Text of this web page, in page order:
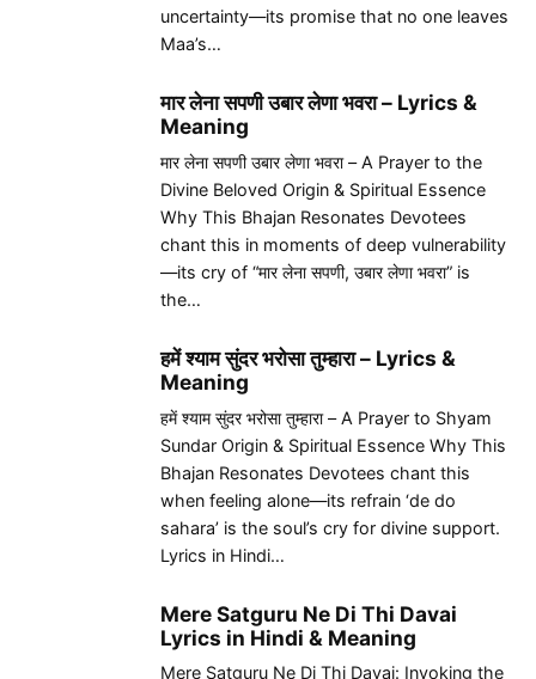
uncertainty—its promise that no one leaves
Maa’s…
मार लेना सपणी उबार लेणा भवरा – Lyrics &
Meaning
मार लेना सपणी उबार लेणा भवरा – A Prayer to the
Divine Beloved Origin & Spiritual Essence
Why This Bhajan Resonates Devotees
chant this in moments of deep vulnerability
—its cry of “मार लेना सपणी, उबार लेणा भवरा” is
the…
हमें श्याम सुंदर भरोसा तुम्हारा – Lyrics &
Meaning
हमें श्याम सुंदर भरोसा तुम्हारा – A Prayer to Shyam
Sundar Origin & Spiritual Essence Why This
Bhajan Resonates Devotees chant this
when feeling alone—its refrain ‘de do
sahara’ is the soul’s cry for divine support.
Lyrics in Hindi…
Mere Satguru Ne Di Thi Davai
Lyrics in Hindi & Meaning
Mere Satguru Ne Di Thi Davai: Invoking the